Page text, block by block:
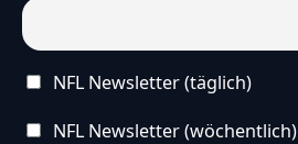
NFL Newsletter (täglich)
NFL Newsletter (wöchentlich)